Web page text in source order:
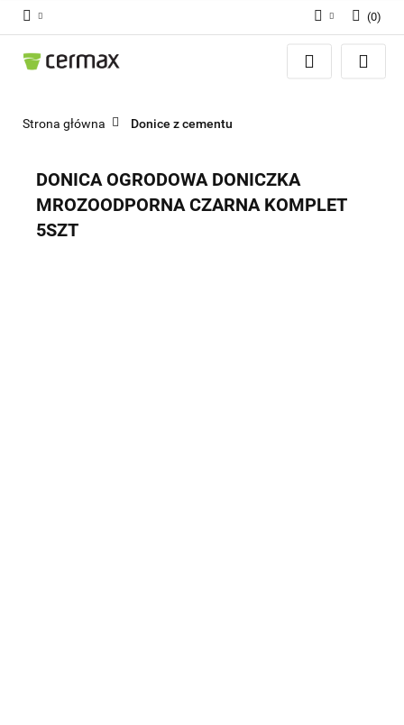
Zaloguj się
(0)
Strona główna Donice z cementu
DONICA OGRODOWA DONICZKA
MROZOODPORNA CZARNA KOMPLET
5SZT